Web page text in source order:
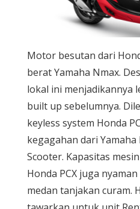
Motor besutan dari
berat Yamaha Nmax.
lokal ini menjadikannya
built up sebelumnya.
keyless system Honda
kegagahan dari
Scooter. Kapasitas
Honda PCX juga
medan tanjakan curam.